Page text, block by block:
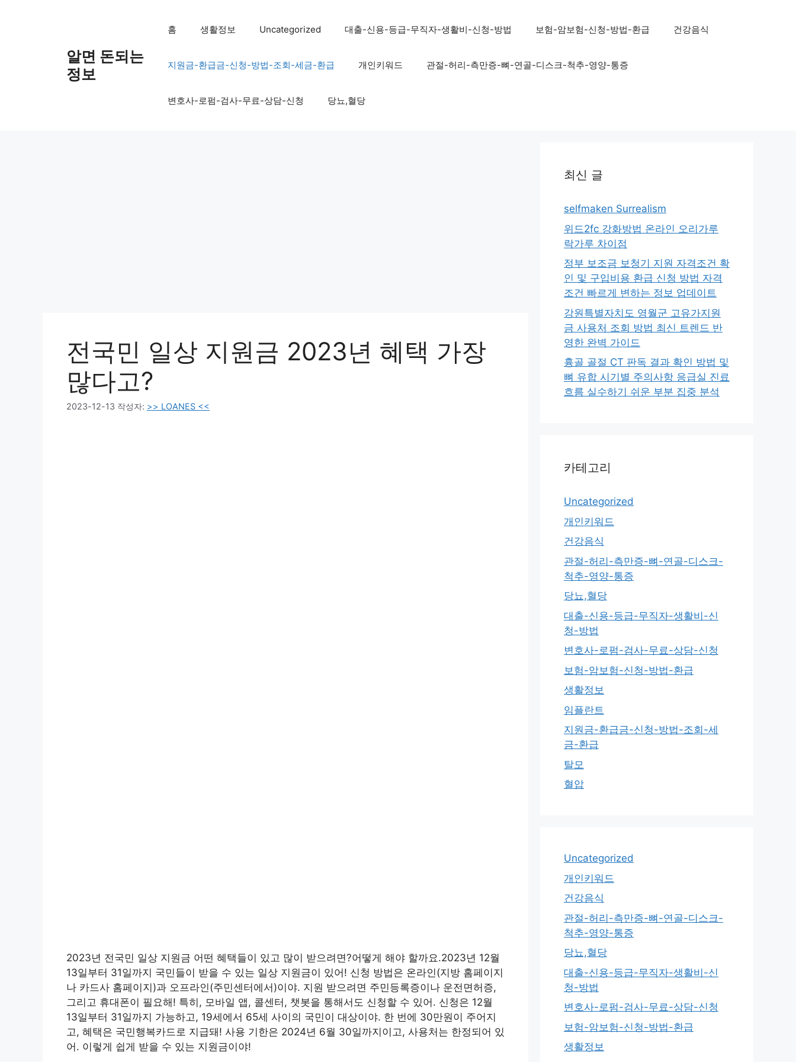
알면 돈되는
정보
홈 생활정보 Uncategorized 대출-신용-등급-무직자-생활비-신청-방법 보험-암보험-신청-방법-환급 건강음식
지원금-환급금-신청-방법-조회-세금-환급 개인키워드 관절-허리-측만증-뼈-연골-디스크-척추-영양-통증
변호사-로펌-검사-무료-상담-신청 당뇨,혈당
전국민 일상 지원금 2023년 혜택 가장
많다고?
2023-12-13 작성자: >> LOANES <<
2023년 전국민 일상 지원금 어떤 혜택들이 있고 많이 받으려면?어떻게 해야 할까요.2023년 12월
13일부터 31일까지 국민들이 받을 수 있는 일상 지원금이 있어! 신청 방법은 온라인(지방 홈페이지
나 카드사 홈페이지)과 오프라인(주민센터에서)이야. 지원 받으려면 주민등록증이나 운전면허증,
그리고 휴대폰이 필요해! 특히, 모바일 앱, 콜센터, 챗봇을 통해서도 신청할 수 있어. 신청은 12월
13일부터 31일까지 가능하고, 19세에서 65세 사이의 국민이 대상이야. 한 번에 30만원이 주어지
고, 혜택은 국민행복카드로 지급돼! 사용 기한은 2024년 6월 30일까지이고, 사용처는 한정되어 있
어. 이렇게 쉽게 받을 수 있는 지원금이야!
최신 글
selfmaken Surrealism
위드2fc 강화방법 온라인 오리가루
락가루 차이점
정부 보조금 보청기 지원 자격조건 확
인 및 구입비용 환급 신청 방법 자격
조건 빠르게 변하는 정보 업데이트
강원특별자치도 영월군 고유가지원
금 사용처 조회 방법 최신 트렌드 반
영한 완벽 가이드
흉골 골절 CT 판독 결과 확인 방법 및
뼈 유합 시기별 주의사항 응급실 진료
흐름 실수하기 쉬운 부분 집중 분석
카테고리
Uncategorized
개인키워드
건강음식
관절-허리-측만증-뼈-연골-디스크-
척추-영양-통증
당뇨,혈당
대출-신용-등급-무직자-생활비-신
청-방법
변호사-로펌-검사-무료-상담-신청
보험-암보험-신청-방법-환급
생활정보
임플란트
지원금-환급금-신청-방법-조회-세
금-환급
탈모
혈압
Uncategorized
개인키워드
건강음식
관절-허리-측만증-뼈-연골-디스크-
척추-영양-통증
당뇨,혈당
대출-신용-등급-무직자-생활비-신
청-방법
변호사-로펌-검사-무료-상담-신청
보험-암보험-신청-방법-환급
생활정보